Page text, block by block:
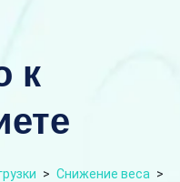
к
> Снижение веса >